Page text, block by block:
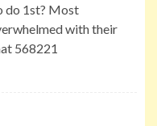
do 1st? Most
with their
568221